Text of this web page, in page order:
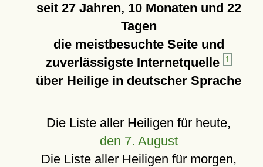
seit 27 Jahren, 10 Monaten und 22
Tagen
die meistbesuchte Seite und
zuverlässigste Internetquelle
1
über Heilige in deutscher Sprache
Die Liste aller Heiligen für heute,
den 7. August
Die Liste aller Heiligen für morgen,